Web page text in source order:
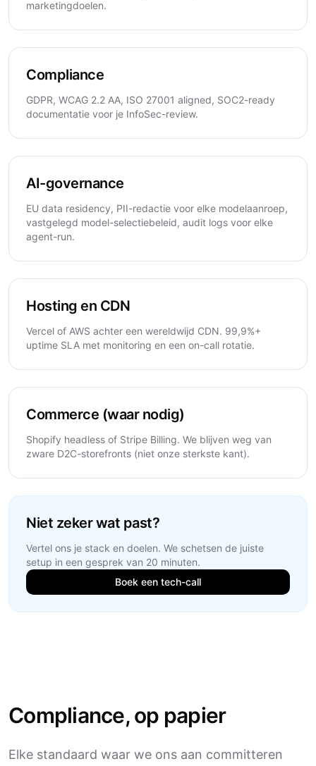
marketingdoelen.
Compliance
GDPR, WCAG 2.2 AA, ISO 27001 aligned, SOC2-ready
documentatie voor je InfoSec-review.
AI-governance
EU data residency, PII-redactie voor elke modelaanroep,
vastgelegd model-selectiebeleid, audit logs voor elke
agent-run.
Hosting en CDN
Vercel of AWS achter een wereldwijd CDN. 99,9%+
uptime SLA met monitoring en een on-call rotatie.
Commerce (waar nodig)
Shopify headless of Stripe Billing. We blijven weg van
zware D2C-storefronts (niet onze sterkste kant).
Niet zeker wat past?
Vertel ons je stack en doelen. We schetsen de juiste
setup in een gesprek van 20 minuten.
Boek een tech-call
Compliance, op papier
Elke standaard waar we ons aan committeren